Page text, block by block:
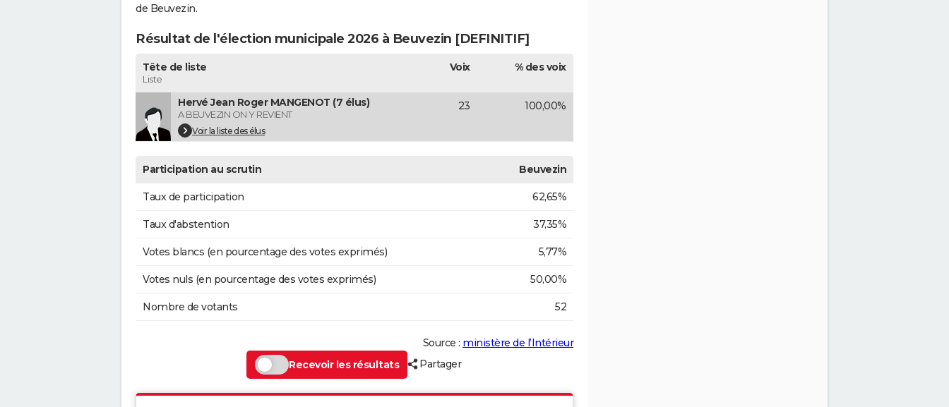
de Beuvezin.
Résultat de l'élection municipale 2026 à Beuvezin [DEFINITIF]
Tête de liste
Liste
Voix % des voix
Hervé Jean Roger MANGENOT (7 élus)
A BEUVEZIN ON Y REVIENT
Voir la liste des élus
23 100,00%
Participation au scrutin Beuvezin
Taux de participation 62,65%
Taux d'abstention 37,35%
Votes blancs (en pourcentage des votes exprimés) 5,77%
Votes nuls (en pourcentage des votes exprimés) 50,00%
Nombre de votants 52
Source : ministère de l’Intérieur
Recevoir les résultats
Partager